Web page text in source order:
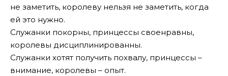
не заметить, королеву нельзя не заметить, когда
ей это нужно.
Служанки покорны, принцессы своенравны,
королевы дисциплинированны.
Служанки хотят получить похвалу, принцессы –
внимание, королевы – опыт.